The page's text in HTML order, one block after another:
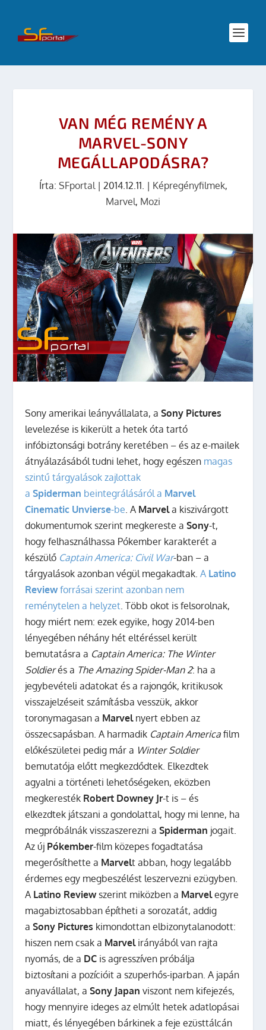
VAN MÉG REMÉNY A
MARVEL-SONY
MEGÁLLAPODÁSRA?
Írta: SFportal| 2014.12.11. | Képregényfilmek,
Marvel, Mozi
Sony amerikai leányvállalata, aSony Pictures
levelezése is kikerült a hetek óta tartó
infóbiztonsági botrány keretében – és az e-mailek
átnyálazásából tudni lehet, hogy egészen magas
szintű tárgyalások zajlottak
aSpiderman beintegrálásáról a Marvel
Cinematic Unvierse-be. A Marvela kiszivárgott
dokumentumok szerint megkereste aSony-t,
hogy felhasználhassa Pókember karakterét a
készülő Captain America: Civil War-ban – a
tárgyalások azonban végül megakadtak.A Latino
Review forrásai szerint azonban nem
reménytelen a helyzet.Több okot is felsorolnak,
hogy miért nem: ezek egyike, hogy 2014-ben
lényegében néhány hét eltéréssel került
bemutatásra a Captain America: The Winter
Soldierés a The Amazing Spider-Man 2: ha a
jegybevételi adatokat és a rajongók, kritikusok
visszajelzéseit számításba vesszük, akkor
toronymagasan a Marvelnyert ebben az
összecsapásban. A harmadik Captain America film
előkészületei pedig már a Winter Soldier
bemutatója előtt megkezdődtek. Elkezdtek
agyalni a történeti lehetőségeken, eközben
megkeresték Robert Downey Jr-t is – és
elkezdtek játszani a gondolattal, hogy mi lenne, ha
megpróbálnák visszaszerezni aSpiderman jogait.
Az új Pókember-film közepes fogadtatása
megerősíthette a Marvelt abban, hogy legalább
érdemes egy megbeszélést leszervezni ezügyben.
A Latino Reviewszerint miközben a Marvelegyre
magabiztosabban építheti a sorozatát, addig
aSony Pictures kimondottan elbizonytalanodott:
hiszen nem csak a Marvelirányából van rajta
nyomás, de a DC is agresszíven próbálja
biztosítani a pozícióit a szuperhős-iparban. A japán
anyavállalat, aSony Japan viszont nem kifejezés,
hogy mennyire ideges az elmúlt hetek adatlopásai
miatt, és lényegében bárkinek a feje ezüsttálcán